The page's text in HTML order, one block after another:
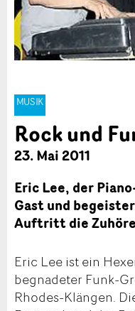
MUSIK
Rock und
23. Mai 2011
Eric Lee, der
Gast und
Auftritt die
Eric Lee ist ein
begnadeter Funk-
Rhodes-Klängen.